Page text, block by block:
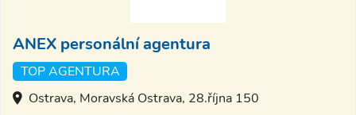
ANEX personální agentura
TOP AGENTURA
Ostrava, Moravská Ostrava, 28.října 150